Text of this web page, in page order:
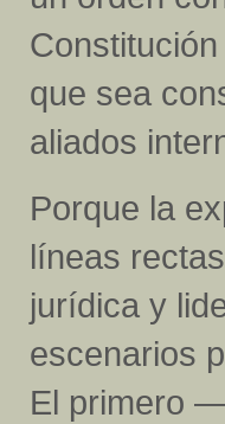
que sea
aliados
Porque la
líneas
jurídica y
escenarios
El primero